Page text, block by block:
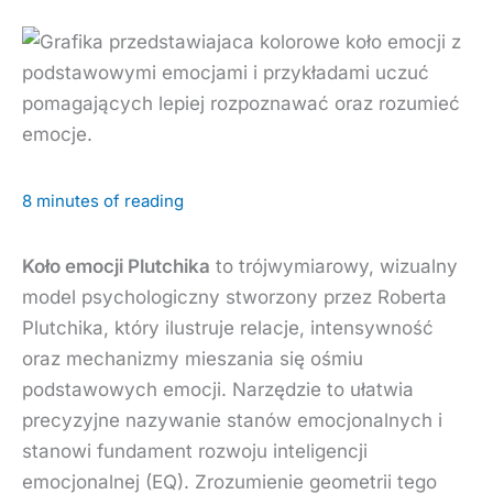
8 minutes of reading
Koło emocji Plutchika to trójwymiarowy, wizualny
model psychologiczny stworzony przez Roberta
Plutchika, który ilustruje relacje, intensywność
oraz mechanizmy mieszania się ośmiu
podstawowych emocji. Narzędzie to ułatwia
precyzyjne nazywanie stanów emocjonalnych i
stanowi fundament rozwoju inteligencji
emocjonalnej (EQ). Zrozumienie geometrii tego